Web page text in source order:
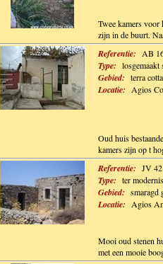
Twee kamers voor
zijn in de buurt.
Referentie: AB
Type: losgemaakt
Gebied: terra cotta
Locatie: Agios
Oud huis
kamers zijn op t
Referentie: JV 42
Type: ter
Gebied: smaragd
Locatie: Agios
Mooi oud stenen
met een mooie